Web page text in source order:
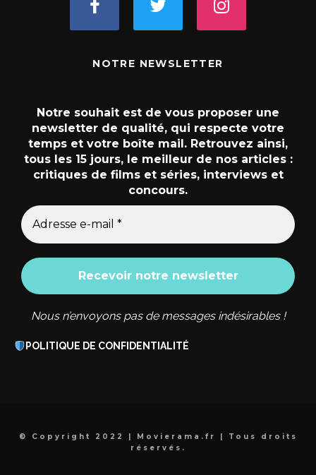
NOTRE NEWSLETTER
Notre souhait est de vous proposer une
newsletter de qualité, qui respecte votre
temps et votre boîte mail. Retrouvez ainsi,
tous les 15 jours, le meilleur de nos articles :
critiques de films et séries, interviews et
concours.
Nous n’envoyons pas de messages indésirables !
POLITIQUE DE CONFIDENTIALITÉ
© Copyright 2022 | Movierama.fr | Tous droits
réservés.